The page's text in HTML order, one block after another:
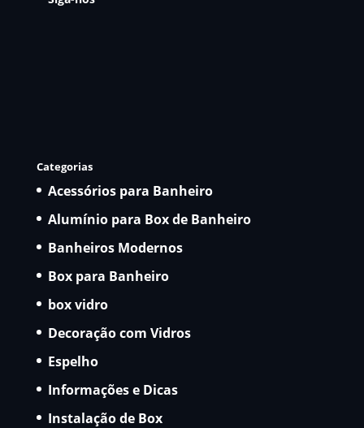
Categorias
Acessórios para Banheiro
Alumínio para Box de Banheiro
Banheiros Modernos
Box para Banheiro
box vidro
Decoração com Vidros
Espelho
Informações e Dicas
Instalação de Box